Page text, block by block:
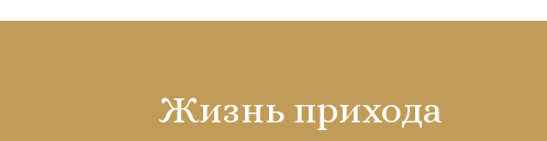
Жизнь прихода